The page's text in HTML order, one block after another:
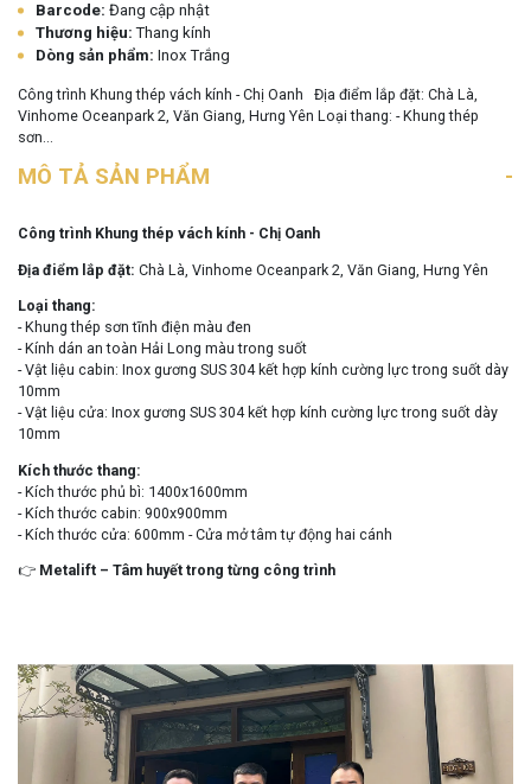
Barcode: Đang cập nhật
Thương hiệu:Thang kính
Dòng sản phẩm: Inox Trắng
Công trình Khung thép vách kính - Chị Oanh Địa điểm lắp đặt: Chà Là,
Vinhome Oceanpark 2, Văn Giang, Hưng Yên Loại thang: - Khung thép
sơn...
MÔ TẢ SẢN PHẨM
Công trình Khung thép vách kính - Chị Oanh
Địa điểm lắp đặt: Chà Là, Vinhome Oceanpark 2, Văn Giang, Hưng Yên
Loại thang:
- Khung thép sơn tĩnh điện màu đen
- Kính dán an toàn Hải Long màu trong suốt
- Vật liệu cabin: Inox gương SUS 304 kết hợp kính cường lực trong suốt dày
10mm
- Vật liệu cửa: Inox gương SUS 304 kết hợp kính cường lực trong suốt dày
10mm
Kích thước thang:
- Kích thước phủ bì: 1400x1600mm
- Kích thước cabin: 900x900mm
- Kích thước cửa: 600mm - Cửa mở tâm tự động hai cánh
👉 Metalift – Tâm huyết trong từng công trình